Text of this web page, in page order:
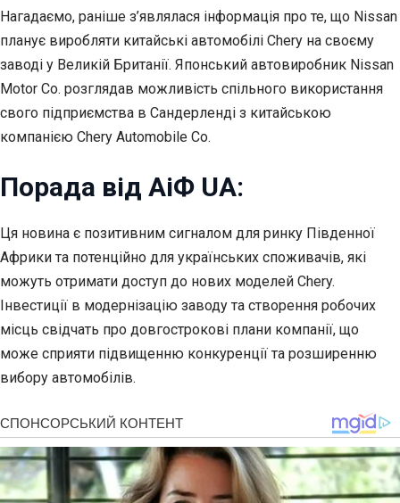
Нагадаємо, раніше з’являлася інформація про те, що Nissan
планує виробляти китайські автомобілі Chery на своєму
заводі у Великій Британії. Японський автовиробник Nissan
Motor Co. розглядав можливість спільного використання
свого підприємства в Сандерленді з китайською
компанією Chery Automobile Co.
Порада від АіФ UA:
Ця новина є позитивним сигналом для ринку Південної
Африки та потенційно для українських споживачів, які
можуть отримати доступ до нових моделей Chery.
Інвестиції в модернізацію заводу та створення робочих
місць свідчать про довгострокові плани компанії, що
може сприяти підвищенню конкуренції та розширенню
вибору автомобілів.